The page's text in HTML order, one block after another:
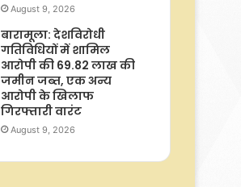
August 9, 2026
बारामूला: देशविरोधी
गतिविधियों में शामिल
आरोपी की 69.82 लाख की
जमीन जब्त, एक अन्य
आरोपी के खिलाफ
गिरफ्तारी वारंट
August 9, 2026